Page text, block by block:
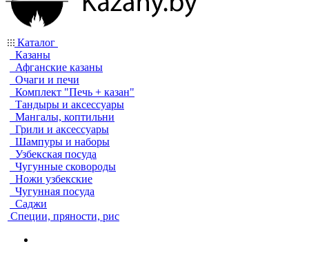
Каталог
Казаны
Афганские казаны
Очаги и печи
Комплект "Печь + казан"
Тандыры и аксессуары
Мангалы, коптильни
Грили и аксессуары
Шампуры и наборы
Узбекская посуда
Чугунные сковороды
Ножи узбекские
Чугунная посуда
Саджи
Специи, пряности, рис